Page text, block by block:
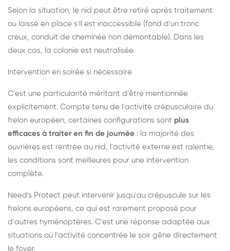
Selon la situation, le nid peut être retiré après traitement
ou laissé en place s'il est inaccessible (fond d'un tronc
creux, conduit de cheminée non démontable). Dans les
deux cas, la colonie est neutralisée.
Intervention en soirée si nécessaire
C'est une particularité méritant d'être mentionnée
explicitement. Compte tenu de l'activité crépusculaire du
frelon européen, certaines configurations sont plus
efficaces à traiter en fin de journée : la majorité des
ouvrières est rentrée au nid, l'activité externe est ralentie,
les conditions sont meilleures pour une intervention
complète.
Need's Protect peut intervenir jusqu'au crépuscule sur les
frelons européens, ce qui est rarement proposé pour
d'autres hyménoptères. C'est une réponse adaptée aux
situations où l'activité concentrée le soir gêne directement
le foyer.